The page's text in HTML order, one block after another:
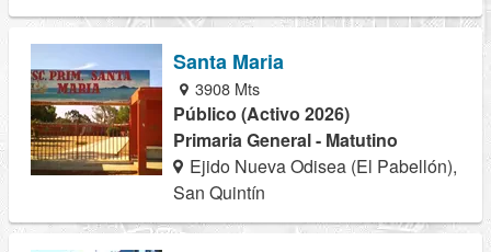
Santa Maria
3908 Mts
Público (Activo 2026)
Primaria General - Matutino
Ejido Nueva Odisea (El Pabellón),
San Quintín